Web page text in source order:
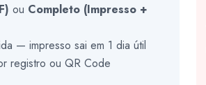
ou Completo (Impresso +
— impresso sai em 1 dia útil
registro ou QR Code